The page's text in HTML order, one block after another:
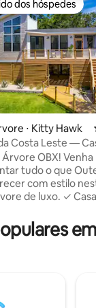
de 5, 189
preferidos
dos hóspedes
⋅ Kitty Hawk
Costa Leste —
Árvore OBX! Venha
tudo o que
com estilo
✓ Casa na árvore
de imersão
ar✓ livre com
Wi-Fi rápido e✓